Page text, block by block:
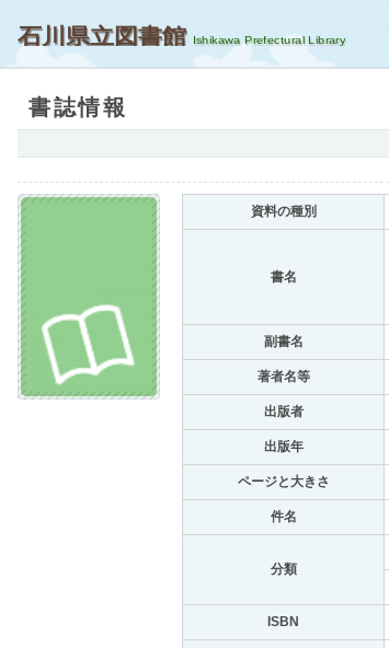
石川県立図書館
書誌情報
資料の種別
書名
副書名
著者名等
出版者
出版年
ページと大きさ
件名
分類
ISBN